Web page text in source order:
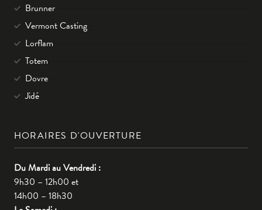
Brunner
Vermont Casting
Lorflam
Totem
Dovre
Jidé
HORAIRES D'OUVERTURE
Du Mardi au Vendredi :
9h30 – 12h00 et
14h00 – 18h30